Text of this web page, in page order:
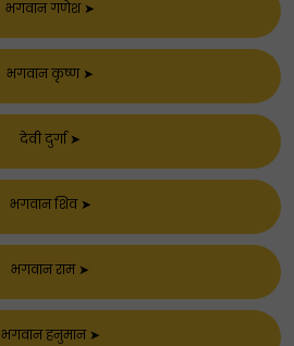
भगवान गणेश➤
भगवान कृष्ण➤
देवी दुर्गा➤
भगवान शिव➤
भगवान राम➤
भगवान हनुमान➤